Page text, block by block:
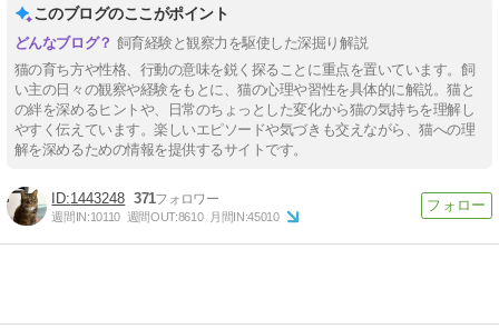
このブログのここがポイント
飼育経験と観察力を駆使した深掘り解説
猫の育ち方や性格、行動の意味を鋭く探ることに重点を置いています。飼
い主の日々の観察や経験をもとに、猫の心理や習性を具体的に解説。猫と
の絆を深めるヒントや、日常のちょっとした変化から猫の気持ちを理解し
やすく伝えています。楽しいエピソードや気づきも交えながら、猫への理
解を深めるための情報を提供するサイトです。
1443248 371
週間IN:10110 週間OUT:8610 月間IN:45010